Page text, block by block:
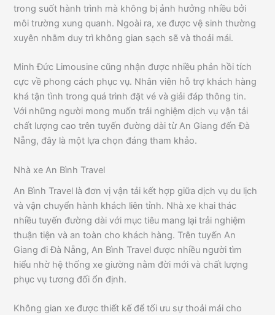
trong suốt hành trình mà không bị ảnh hưởng nhiều bởi
môi trường xung quanh. Ngoài ra, xe được vệ sinh thường
xuyên nhằm duy trì không gian sạch sẽ và thoải mái.
Minh Đức Limousine cũng nhận được nhiều phản hồi tích
cực về phong cách phục vụ. Nhân viên hỗ trợ khách hàng
khá tận tình trong quá trình đặt vé và giải đáp thông tin.
Với những người mong muốn trải nghiệm dịch vụ vận tải
chất lượng cao trên tuyến đường dài từ An Giang đến Đà
Nẵng, đây là một lựa chọn đáng tham khảo.
Nhà xe An Bình Travel
An Bình Travel là đơn vị vận tải kết hợp giữa dịch vụ du lịch
và vận chuyển hành khách liên tỉnh. Nhà xe khai thác
nhiều tuyến đường dài với mục tiêu mang lại trải nghiệm
thuận tiện và an toàn cho khách hàng. Trên tuyến An
Giang đi Đà Nẵng, An Bình Travel được nhiều người tìm
hiểu nhờ hệ thống xe giường nằm đời mới và chất lượng
phục vụ tương đối ổn định.
Không gian xe được thiết kế để tối ưu sự thoải mái cho